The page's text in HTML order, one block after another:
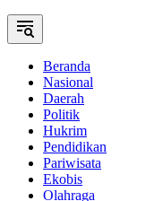
Beranda
Nasional
Daerah
Politik
Hukrim
Pendidikan
Pariwisata
Ekobis
Olahraga